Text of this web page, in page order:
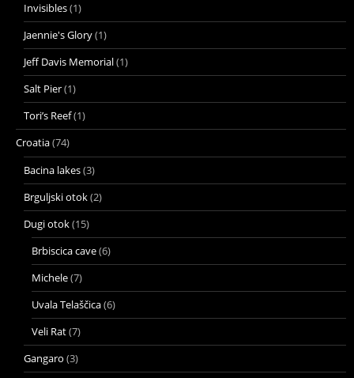
Invisibles(1)
Jaennie's Glory(1)
Jeff Davis Memorial(1)
Salt Pier(1)
Tori’s Reef(1)
Croatia(74)
Bacina lakes(3)
Brguljski otok(2)
Dugi otok(15)
Brbiscica cave(6)
Michele(7)
Uvala Telaščica(6)
Veli Rat(7)
Gangaro (3)